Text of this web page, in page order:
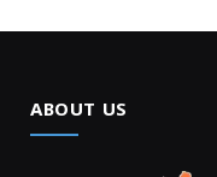
ABOUT US